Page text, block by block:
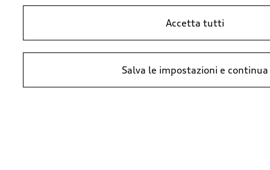
IVA inclusa. I prezzi presso il concessionario Audi potrebbero differire;
Audi necessari.
Accetta tutti
Salva le impostazioni e continua